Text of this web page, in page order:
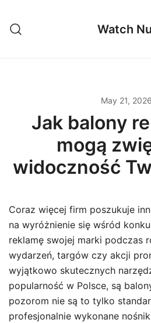
content
Watch
May 21, 2026
Jak balony
mogą
widoczność
Coraz więcej firm poszukuje
na wyróżnienie się wśród
reklamę swojej marki podczas
wydarzeń, targów czy akcji
wyjątkowo skutecznych
popularność w Polsce, są
pozorom nie są to tylko
profesjonalnie wykonane